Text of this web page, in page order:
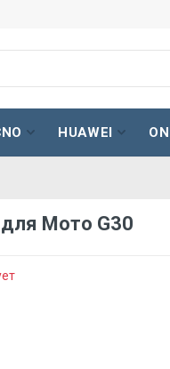
HUAWEI
Мото G30